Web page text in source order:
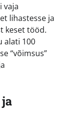
vaja
lihastesse ja
keset tööd.
alati 100
“võimsus”